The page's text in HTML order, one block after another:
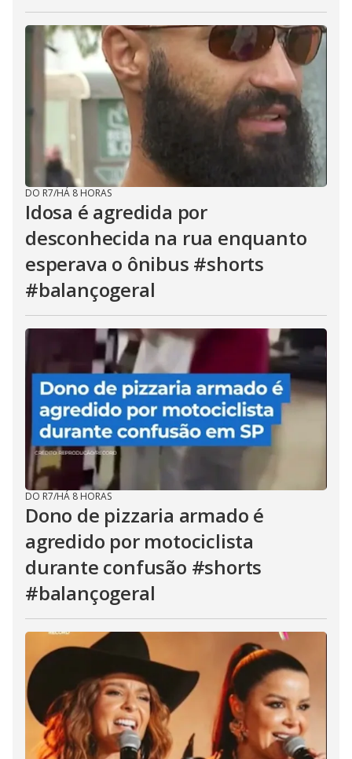
DO R7/HÁ 8 HORAS
Idosa é agredida por
desconhecida na rua enquanto
esperava o ônibus #shorts
#balançogeral
DO R7/HÁ 8 HORAS
Dono de pizzaria armado é
agredido por motociclista
durante confusão #shorts
#balançogeral